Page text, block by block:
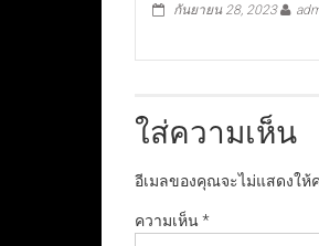
กันยายน 28, 2023
ใส่ความเห็น
อีเมลของคุณจะไม่แสดงให้
ความเห็น*